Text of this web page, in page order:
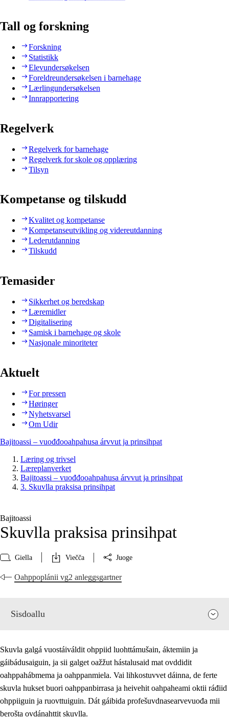
Tall og forskning
Forskning
Statistikk
Elevundersøkelsen
Foreldreundersøkelsen i barnehage
Lærlingundersøkelsen
Innrapportering
Regelverk
Regelverk for barnehage
Regelverk for skole og opplæring
Tilsyn
Kompetanse og tilskudd
Kvalitet og kompetanse
Kompetanseutvikling og videreutdanning
Lederutdanning
Tilskudd
Temasider
Sikkerhet og beredskap
Læremidler
Digitalisering
Samisk i barnehage og skole
Nasjonale minoriteter
Aktuelt
For pressen
Høringer
Nyhetsvarsel
Om Udir
Bajitoassi – vuođđooahpahusa árvvut ja prinsihpat
Læring og trivsel
Læreplanverket
Bajitoassi – vuođđooahpahusa árvvut ja prinsihpat
3. Skuvlla praksisa prinsihpat
Bajitoassi
Skuvlla praksisa prinsihpat
Giella Viečča Juoge
Oahppoplánii vg2 anleggsgartner
Sisdoallu
Skuvla galgá vuostáiváldit ohppiid luohttámušain, áktemiin ja
gáibádusaiguin, ja sii galget oažžut hástalusaid mat ovddidit
oahppahábmema ja oahppanmiela. Vai lihkostuvvet dáinna, de ferte
skuvla hukset buori oahppanbirrasa ja heivehit oahpaheami oktii ráđiid
ohppiiguin ja ruovttuiguin. Dát gáibida profešuvdnasearvevuođa mii
berošta ovdánahttit skuvlla.